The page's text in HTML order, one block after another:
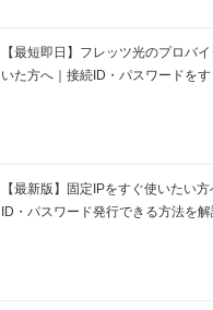
【最短即日】フレッツ光のプロバ
いた方へ｜接続ID・パスワードを
【最新版】固定IPをすぐ使いたい
ID・パスワード発行できる方法を解